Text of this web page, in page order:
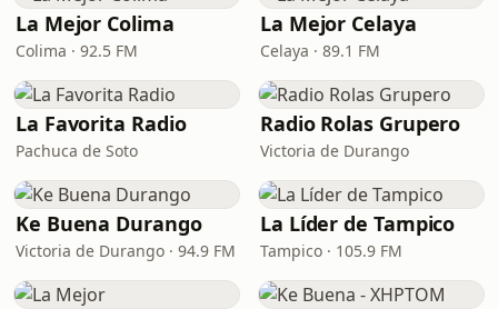
La Mejor Colima
Colima · 92.5 FM
La Mejor Celaya
Celaya · 89.1 FM
La Favorita Radio
Pachuca de Soto
Radio Rolas Grupero
Victoria de Durango
Ke Buena Durango
Victoria de Durango · 94.9 FM
La Líder de Tampico
Tampico · 105.9 FM